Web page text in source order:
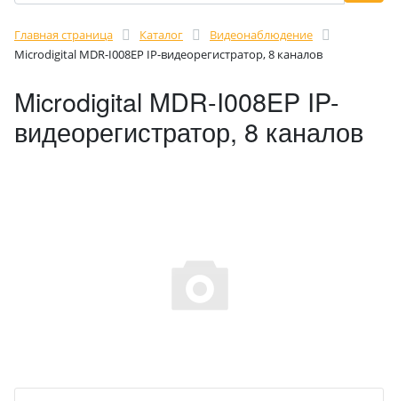
Главная страница Каталог
Видеонаблюдение
Microdigital MDR-I008EP IP-видеорегистратор, 8 каналов
Microdigital MDR-I008EP IP-
видеорегистратор, 8 каналов